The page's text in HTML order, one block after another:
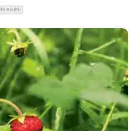
86 VIEWS